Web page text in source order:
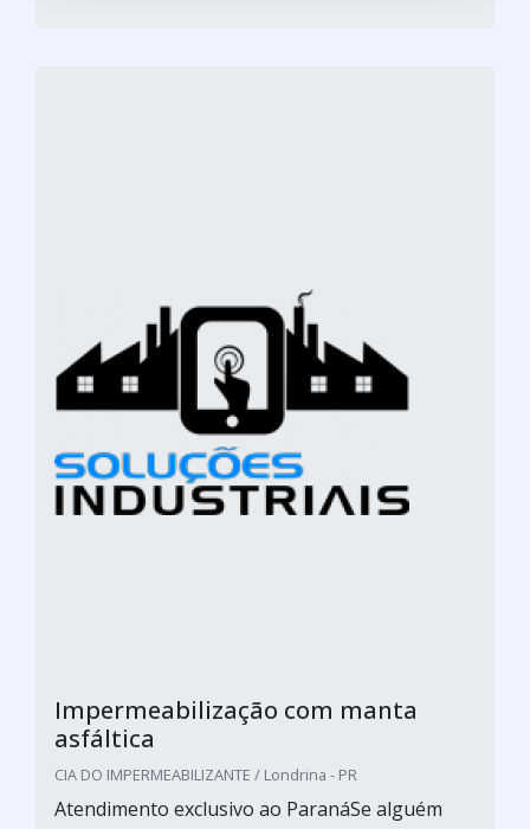
Impermeabilização com manta
asfáltica
CIA DO IMPERMEABILIZANTE / Londrina - PR
Atendimento exclusivo ao ParanáSe alguém